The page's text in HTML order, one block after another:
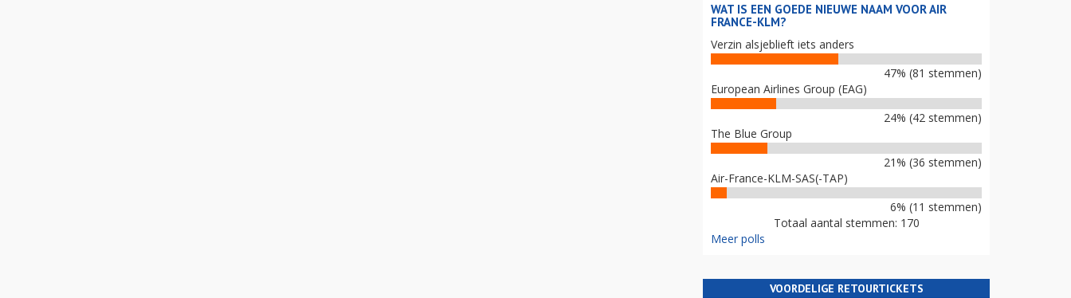
WAT IS EEN GOEDE NIEUWE NAAM VOOR AIR
FRANCE-KLM?
Verzin alsjeblieft iets anders
47% (81 stemmen)
European Airlines Group (EAG)
24% (42 stemmen)
The Blue Group
21% (36 stemmen)
Air-France-KLM-SAS(-TAP)
6% (11 stemmen)
Totaal aantal stemmen: 170
Meer polls
VOORDELIGE RETOURTICKETS